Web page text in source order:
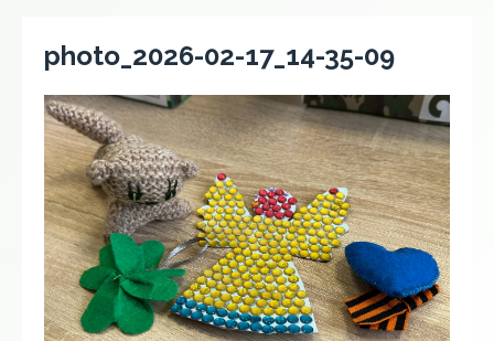
photo_2026-02-17_14-35-09